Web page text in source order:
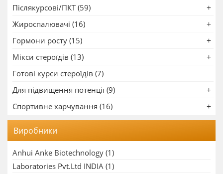
Післякурсові/ПКТ (59)
Жироспалювачі (16)
Гормони росту (15)
Мікси стероїдів (13)
Готові курси стероїдів (7)
Для підвищення потенції (9)
Спортивне харчування (16)
Виробники
Anhui Anke Biotechnology (1)
Laboratories Pvt.Ltd INDIA (1)